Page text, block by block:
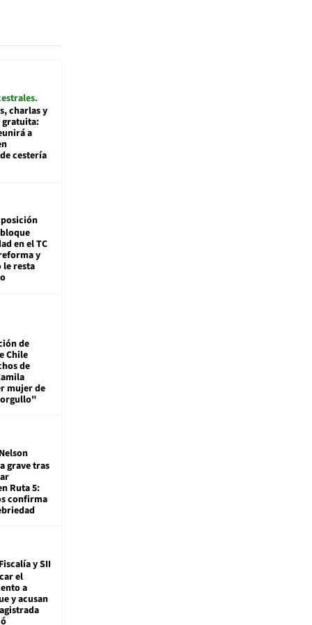
charlas y
gratuita:
a
cestería
en el TC
y
resta
de
Chile
de
mujer de
Nelson
grave tras
Ruta 5:
confirma
Fiscalía y SII
el
a
y acusan